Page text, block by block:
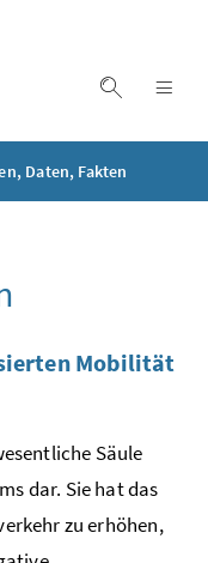
Suche
Daten, Fakten
Mobilität
Säule
dar. Sie hat das
zu erhöhen,